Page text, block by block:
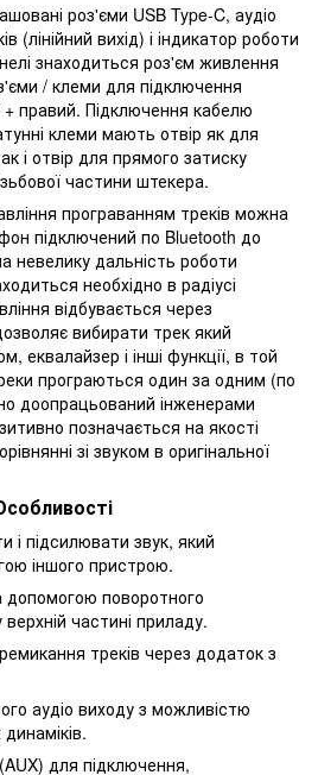
роз'єми USB Type-C, аудіо
(лінійний вихід) і індикатор роботи
знаходиться роз'єм живлення
/ клеми для підключення
+ правий. Підключення кабелю
клеми мають отвір як для
і отвір для прямого затиску
частини штекера.
програванням треків можна
підключений по Bluetooth до
невелику дальність роботи
необхідно в радіусі
відбувається через
вибирати трек який
еквалайзер і інші функції, в той
програються один за одним (по
доопрацьований інженерами
позначається на якості
зі звуком в оригінальної
і підсилювати звук, який
іншого пристрою.
допомогою поворотного
частині приладу.
треків через додаток з
аудіо виходу з можливістю
для підключення,